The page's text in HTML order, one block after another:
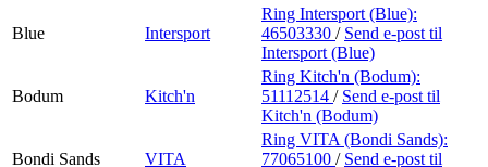
Blue Intersport
Ring Intersport (Blue):
46503330 / Send e-post til
Intersport (Blue)
Bodum Kitch'n
Ring Kitch'n (Bodum):
51112514 / Send e-post til
Kitch'n (Bodum)
Bondi Sands VITA
Ring VITA (Bondi Sands):
77065100 / Send e-post til